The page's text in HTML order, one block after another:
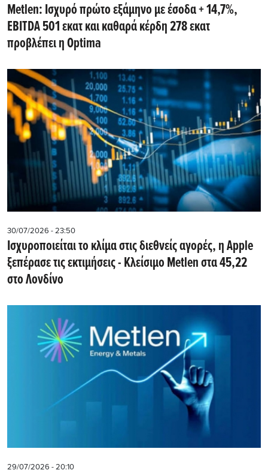
Metlen: Iσχυρό πρώτο εξάμηνο με έσοδα + 14,7%,
EBITDA 501 εκατ και καθαρά κέρδη 278 εκατ
προβλέπει η Optima
30/07/2026 - 23:50
Iσχυροποιείται το κλίμα στις διεθνείς αγορές, η Apple
ξεπέρασε τις εκτιμήσεις - Kλείσιμο Metlen στα 45,22
στο Λονδίνο
29/07/2026 - 20:10